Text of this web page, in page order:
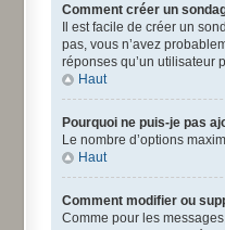
Comment créer un
Il est facile de créer un
pas, vous n’avez
réponses qu’un utilisateur
Haut
Pourquoi ne puis-je pas
Le nombre d’options
Haut
Comment modifier ou
Comme pour les